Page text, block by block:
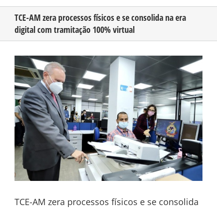
CONHEÇA O AMAZONAS
PUBLICIDADE
CONTATO
TCE-AM zera processos físicos e se consolida na era
digital com tramitação 100% virtual
View
Larger
Image
TCE-AM zera processos físicos e se consolida